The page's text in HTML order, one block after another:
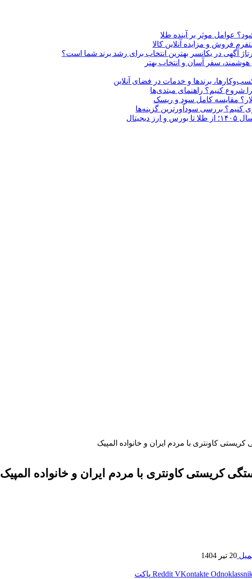
فروش و مزایده آنلاین کالا
آگهی در یکانسر بهترین انتخاب برای رشد برند شما است؟
هوشمند، سفر آسان و انتخاب بهتر
برندها و خدمات در فضای آنلاین
شروع کنیم؟ راهنمای مبتدی‌ها
مقایسه کامل سود و ریسک
کاونتری با مردم ایران و خانواده المپیک
کریستی کاونتری با مردم ایران و خانواده المپیک
20 تیر 1404
Reddit VKontakte پاکت